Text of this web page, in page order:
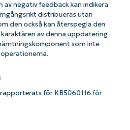
av negativ feedback kan indikera
distribueras utan
den också kan återspegla den
av denna uppdatering
som inte
för KB5060116 för